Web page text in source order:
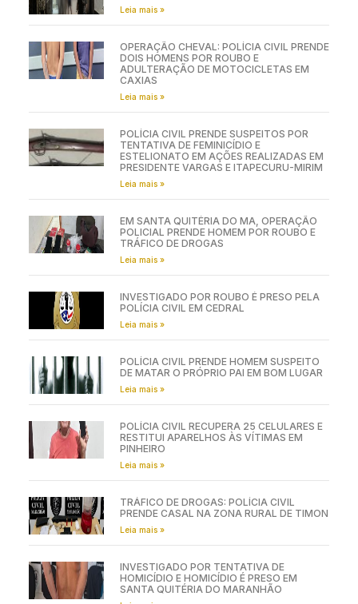
Leia mais »
OPERAÇÃO CHEVAL: POLÍCIA CIVIL PRENDE
DOIS HOMENS POR ROUBO E
ADULTERAÇÃO DE MOTOCICLETAS EM
CAXIAS
Leia mais »
POLÍCIA CIVIL PRENDE SUSPEITOS POR
TENTATIVA DE FEMINICÍDIO E
ESTELIONATO EM AÇÕES REALIZADAS EM
PRESIDENTE VARGAS E ITAPECURU-MIRIM
Leia mais »
EM SANTA QUITÉRIA DO MA, OPERAÇÃO
POLICIAL PRENDE HOMEM POR ROUBO E
TRÁFICO DE DROGAS
Leia mais »
INVESTIGADO POR ROUBO É PRESO PELA
POLÍCIA CIVIL EM CEDRAL
Leia mais »
POLÍCIA CIVIL PRENDE HOMEM SUSPEITO
DE MATAR O PRÓPRIO PAI EM BOM LUGAR
Leia mais »
POLÍCIA CIVIL RECUPERA 25 CELULARES E
RESTITUI APARELHOS ÀS VÍTIMAS EM
PINHEIRO
Leia mais »
TRÁFICO DE DROGAS: POLÍCIA CIVIL
PRENDE CASAL NA ZONA RURAL DE TIMON
Leia mais »
INVESTIGADO POR TENTATIVA DE
HOMICÍDIO E HOMICÍDIO É PRESO EM
SANTA QUITÉRIA DO MARANHÃO